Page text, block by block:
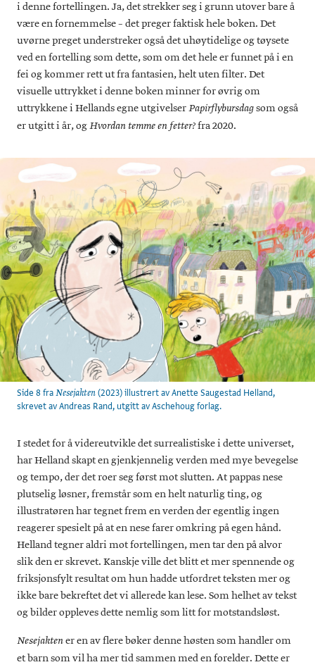
i denne fortellingen. Ja, det strekker seg i grunn utover bare å
være en fornemmelse – det preger faktisk hele boken. Det
uvørne preget understreker også det uhøytidelige og tøysete
ved en fortelling som dette, som om det hele er funnet på i en
fei og kommer rett ut fra fantasien, helt uten filter. Det
visuelle uttrykket i denne boken minner for øvrig om
uttrykkene i Hellands egne utgivelserPapirflybursdagsom også
er utgitt i år, ogHvordan temme en fetter?fra 2020.
Side 8 fra Nesejakten (2023) illustrert av Anette Saugestad Helland,
skrevet av Andreas Rand, utgitt av Aschehoug forlag.
I stedet for å videreutvikle det surrealistiske i dette universet,
har Helland skapt en gjenkjennelig verden med mye bevegelse
og tempo, der det roer seg først mot slutten. At pappas nese
plutselig løsner, fremstår som en helt naturlig ting, og
illustratøren har tegnet frem en verden der egentlig ingen
reagerer spesielt på at en nese farer omkring på egen hånd.
Helland tegner aldri mot fortellingen, men tar den på alvor
slik den er skrevet. Kanskje ville det blitt et mer spennende og
friksjonsfylt resultat om hun hadde utfordret teksten mer og
ikke bare bekreftet det vi allerede kan lese. Som helhet av tekst
og bilder oppleves dette nemlig som litt for motstandsløst.
Nesejaktener en av flere bøker denne høsten som handler om
et barn som vil ha mer tid sammen med en forelder. Dette er